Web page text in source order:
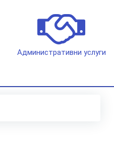
Административни услуги